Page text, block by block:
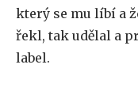
který se mu líbí a
řekl, tak udělal a
label.